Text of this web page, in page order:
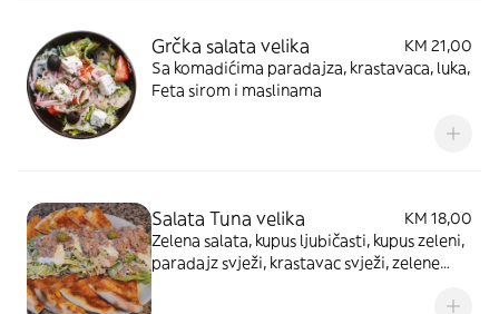
Grčka salata velika
KM 21,00
Sa komadićima paradajza, krastavaca, luka,
Feta sirom i maslinama
Salata Tuna velika
KM 18,00
Zelena salata, kupus ljubičasti, kupus zeleni,
paradajz svježi, krastavac svježi, zelene